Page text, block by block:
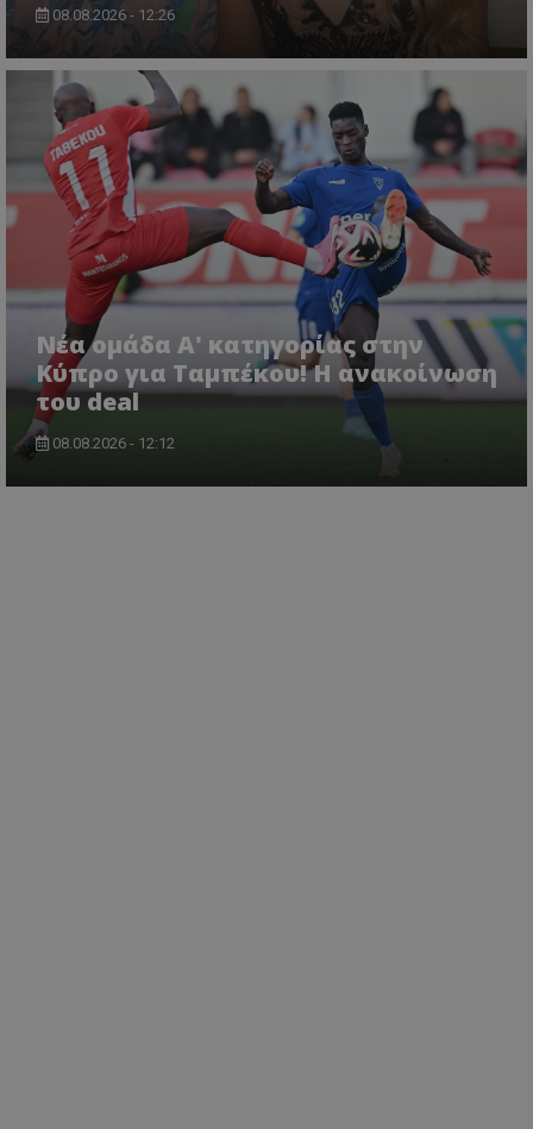
08.08.2026 - 12:26
Νέα ομάδα Α' κατηγορίας στην
Κύπρο για Ταμπέκου! Η ανακοίνωση
του deal
08.08.2026 - 12:12